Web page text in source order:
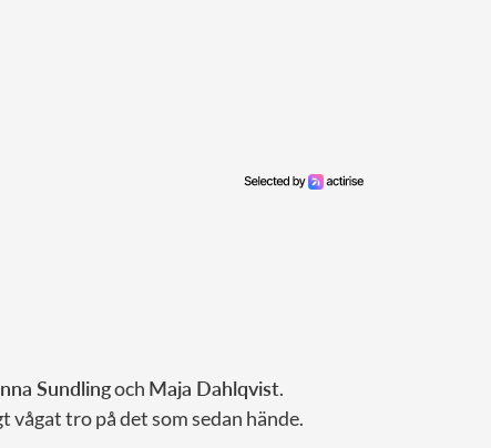
Sundlingoch Maja Dahlqvist.
tro på det som sedan hände.